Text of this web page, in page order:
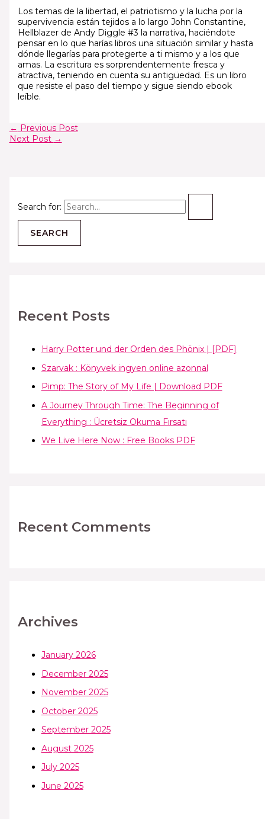
Search for:
Recent Posts
Harry Potter und der Orden des Phönix | [PDF]
Szarvak : Könyvek ingyen online azonnal
Pimp: The Story of My Life | Download PDF
A Journey Through Time: The Beginning of
Everything : Ücretsiz Okuma Fırsatı
We Live Here Now : Free Books PDF
Recent Comments
Archives
January 2026
December 2025
November 2025
October 2025
September 2025
August 2025
July 2025
June 2025
Los temas de la libertad, el patriotismo y la lucha por la
supervivencia están tejidos a lo largo John Constantine,
Hellblazer de Andy Diggle #3 la narrativa, haciéndote
pensar en lo que harías libros una situación similar y hasta
dónde llegarías para protegerte a ti mismo y a los que
amas. La escritura es sorprendentemente fresca y
atractiva, teniendo en cuenta su antigüedad. Es un libro
que resiste el paso del tiempo y sigue siendo ebook
leíble.
← Previous Post
Next Post →